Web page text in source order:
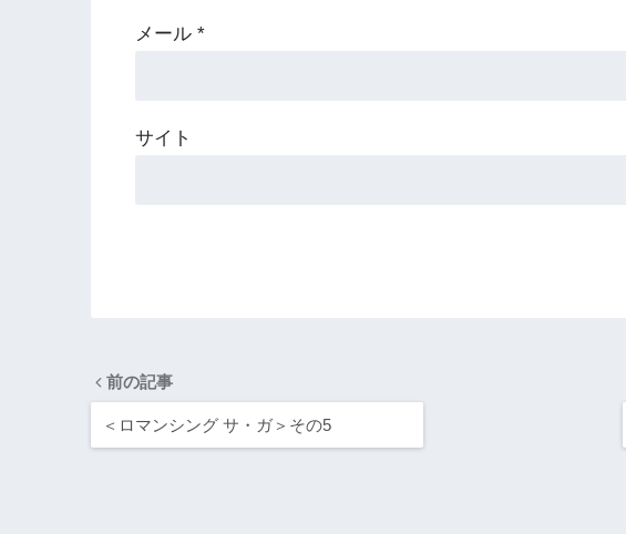
メール *
サイト
前の記事
＜ロマンシング サ・ガ＞その5